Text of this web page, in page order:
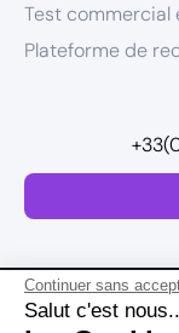
Continuer sans
Salut c'est
Test commercial
Plateforme de